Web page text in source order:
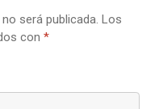
será publicada. Los
con *